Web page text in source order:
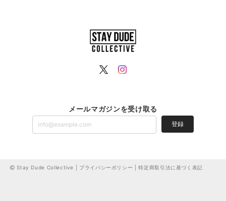
メールマガジンを受け取る
登録
Stay Dude Collective | プライバシーポリシー |特定商取引法に基づく表記